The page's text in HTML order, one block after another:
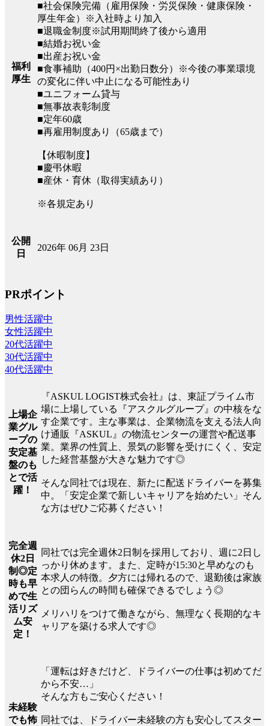
福利
厚生
■社会保険完備（雇用保険・労災保険・健康保険・
厚生年金）※入社時より加入
■退職金制度※試用期間終了後から適用
■結婚お祝い金
■出産お祝い金
■食事補助（400円×出勤日数分）※今後の事業環境
の変化に伴い中止になる可能性あり
■ユニフォーム貸与
■無事故表彰制度
■定年60歳
■再雇用制度あり（65歳まで）
【休暇制度】
■慶弔休暇
■産休・育休（取得実績あり）
※各規定あり
公開
日
2026年 06月 23日
PRポイント
男性活躍中
女性活躍中
20代活躍中
30代活躍中
40代活躍中
上場企
業グル
ープの
安定基
盤のも
とで活
躍！
『ASKUL LOGIST株式会社』は、東証プライム市
場に上場している『アスクルグループ』の中核をな
す企業です。主な事業は、企業物流を支える法人向
け通販『ASKUL』の物流センターの運営や配送事
業。業界の性質上、景気の影響を受けにくく、安定
した経営基盤が大きな魅力です◎
そんな同社では現在、新たに配送ドライバーを募集
中。「安定企業で新しいキャリアを始めたい」そん
な方はぜひご応募ください！
完全週
休2日
制◎定
時も早
めで生
活リズ
ム安
定！
同社では完全週休2日制を採用しており、週に2日し
っかり休めます。また、定時が15:30と早めなのも
本求人の特徴。夕方には帰れるので、退勤後は家族
との団らんの時間も確保できるでしょう◎
メリハリをつけて働きながら、無理なく長期的なキ
ャリアを築ける求人です◎
未経験
でも怖
「運転は好きだけど、ドライバーの仕事は初めてだ
から不安…」
そんな方もご安心ください！
同社では、ドライバー未経験の方も安心してスター